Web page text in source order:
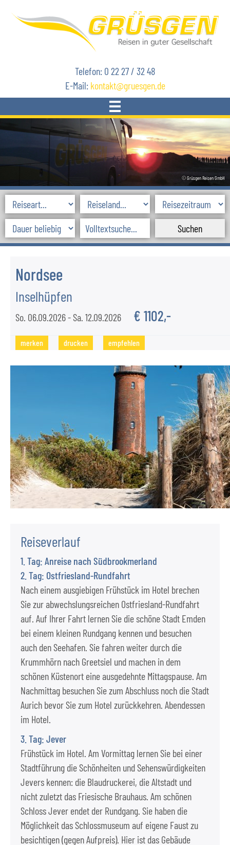
Telefon: 0 22 27 / 32 48
E-Mail: kontakt gruesgen.de
START
REISEN
AKTUELLES
SKIREISEN
GRUPPEN/VEREINE
Komfort an Bord
Anfahrt
KONTAKT
Team
© Grüsgen Reisen GmbH
Nordsee
Inselhüpfen
So. 06.09.2026 - Sa. 12.09.2026 € 1102,-
merken drucken empfehlen
Reiseverlauf
1. Tag: Anreise nach Südbrookmerland
2. Tag: Ostfriesland-Rundfahrt
Nach einem ausgiebigen Frühstück im Hotel brechen
Sie zur abwechslungsreichen Ostfriesland-Rundfahrt
auf. Auf Ihrer Fahrt lernen Sie die schöne Stadt Emden
bei einem kleinen Rundgang kennen und besuchen
auch den Seehafen. Sie fahren weiter durch die
Krummhörn nach Greetsiel und machen in dem
schönen Küstenort eine ausgedehnte Mittagspause. Am
Nachmittag besuchen Sie zum Abschluss noch die Stadt
Aurich bevor Sie zum Hotel zurückkehren. Abendessen
im Hotel.
3. Tag: Jever
Frühstück im Hotel. Am Vormittag lernen Sie bei einer
Stadtführung die Schönheiten und Sehenswürdigkeiten
Jevers kennen: die Blaudruckerei, die Altstadt und
nicht zuletzt das Friesische Brauhaus. Am schönen
Schloss Jever endet der Rundgang. Sie haben die
Möglichkeit das Schlossmuseum auf eigene Faust zu
besichtigen (gegen Aufpreis). Hier ist das Gebäude